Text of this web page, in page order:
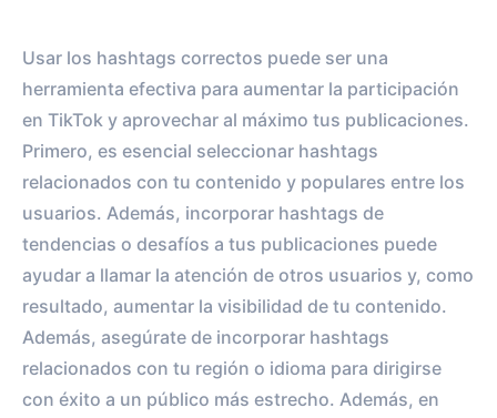
Usar los hashtags correctos puede ser una
herramienta efectiva para aumentar la participación
en TikTok y aprovechar al máximo tus publicaciones.
Primero, es esencial seleccionar hashtags
relacionados con tu contenido y populares entre los
usuarios. Además, incorporar hashtags de
tendencias o desafíos a tus publicaciones puede
ayudar a llamar la atención de otros usuarios y, como
resultado, aumentar la visibilidad de tu contenido.
Además, asegúrate de incorporar hashtags
relacionados con tu región o idioma para dirigirse
con éxito a un público más estrecho. Además, en